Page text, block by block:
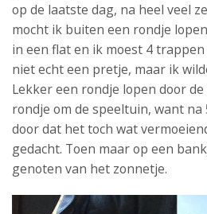
op de laatste dag, na heel veel
mocht ik buiten een rondje
in een flat en ik moest 4
niet echt een pretje, maar ik
Lekker een rondje lopen door
rondje om de speeltuin, want
door dat het toch wat
gedacht. Toen maar op een
genoten van het zonnetje.